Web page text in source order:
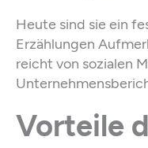
Heute sind sie ein
Erzählungen
reicht von sozialen
Vorteile